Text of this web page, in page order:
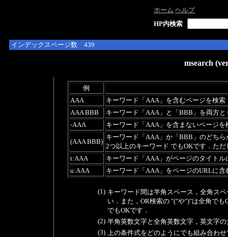
ホーム ヘルプ
HP内検索
インデックスページ数 439
msearch
例
AAA
キーワード「AAA」を含むページを検索
AAA BBB
キーワード「AAA」と「BBB」を両方
-AAA
キーワード「AAA」を含まないページを
(AAA BBB)
キーワード「AAA」か「BBB」のどち
2つ以上のキーワード でもOKです．た
t:AAA
キーワード「AAA」がページのタイト
u:AAA
キーワード「AAA」をページのURLに
(1) キーワード間は半角スペース，全角ス
い．また，OR検索の "("や")"は全角で
でもOKです．
(2) 半角英数文字と全角英数文字，英文字
(3) 上の条件式をどのようにでも組み合わ